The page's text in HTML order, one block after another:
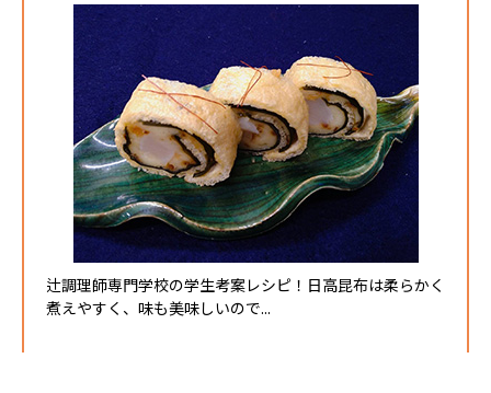
辻調理師専門学校の学生考案レシピ！日高昆布は柔らかく
煮えやすく、味も美味しいので...